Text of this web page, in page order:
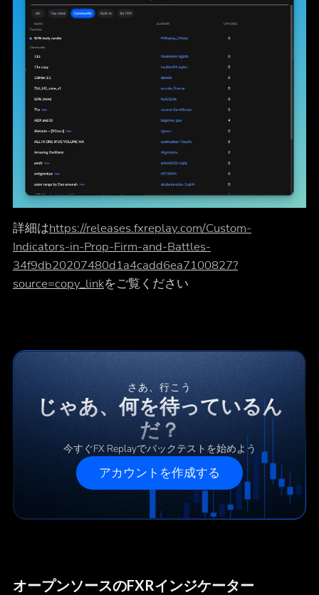
詳細はhttps://releases.fxreplay.com/Custom-
Indicators-in-Prop-Firm-and-Battles-
34f9db20207480d1a4cadd6ea7100827?
source=copy_linkをご覧ください
さあ、行こう
じゃあ、何を待っているん
だ？
今すぐFX Replayでバックテストを始めよう
アカウントを作成する
オープンソースのFXRインジケーター